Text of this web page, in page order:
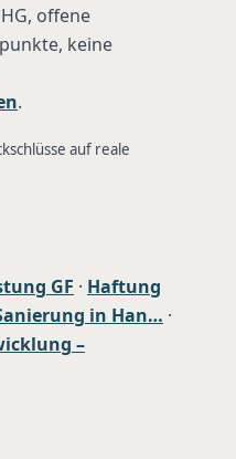
offene
keine
.
auf reale
GF · Haftung
in Han… ·
–